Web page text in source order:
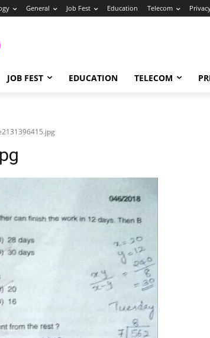
General Job Fest Education Telecom
JOB FEST EDUCATION TELECOM